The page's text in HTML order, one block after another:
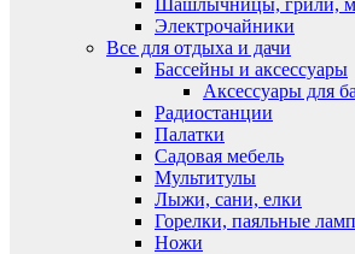
Шашлычницы, грили,
Электрочайники
Все для отдыха и дачи
Бассейны и аксессуары
Аксессуары для
Радиостанции
Палатки
Садовая мебель
Мультитулы
Лыжи, сани, елки
Горелки, паяльные
Ножи